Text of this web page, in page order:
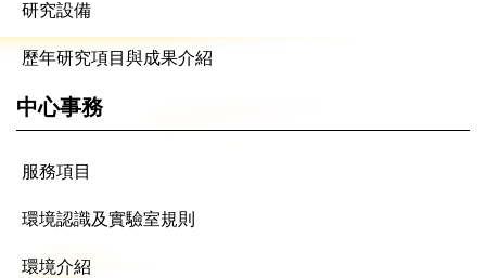
研究設備
歷年研究項目與成果介紹
中心事務
服務項目
環境認識及實驗室規則
環境介紹